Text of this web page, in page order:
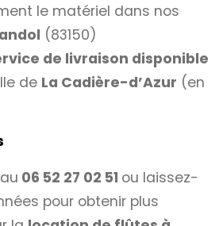
le matériel dans nos
(83150)
de livraison disponible
de La Cadière-d’Azur (en
06 52 27 02 51 ou laissez-
pour obtenir plus